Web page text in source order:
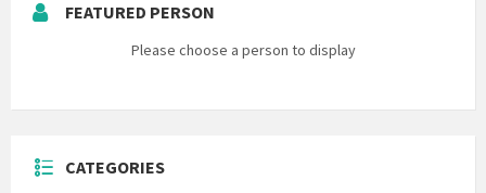
FEATURED PERSON
Please choose a person to display
CATEGORIES